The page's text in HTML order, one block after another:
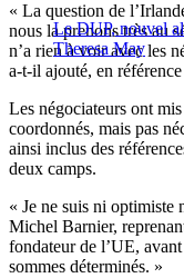
Le DUP, nouvel
Theresa May
« La question de
nous la prenons très au
n’a rien à voir avec les
a-t-il ajouté, en
Les négociateurs ont
coordonnés, mais pas
ainsi inclus des
deux camps.
« Je ne suis ni optimiste
Michel Barnier,
fondateur de l’UE,
sommes déterminés. »